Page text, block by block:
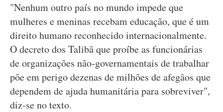
"Nenhum outro país no mundo impede que
mulheres e meninas recebam educação, que é um
direito humano reconhecido internacionalmente.
O decreto dos Talibã que proíbe as funcionárias
de organizações não-governamentais de trabalhar
põe em perigo dezenas de milhões de afegãos que
dependem de ajuda humanitária para sobreviver",
diz-se no texto.